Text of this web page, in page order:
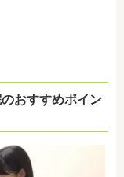
おすすめポイン